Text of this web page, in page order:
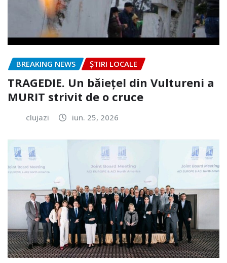
BREAKING NEWS ȘTIRI LOCALE
TRAGEDIE. Un băiețel din Vultureni a
MURIT strivit de o cruce
clujazi iun. 25, 2026